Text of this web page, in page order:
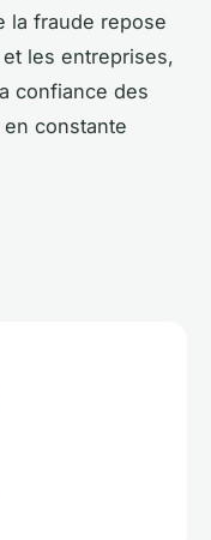
la fraude repose
et les entreprises,
confiance des
constante